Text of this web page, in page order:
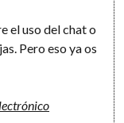
el uso del chat o
Pero eso ya os